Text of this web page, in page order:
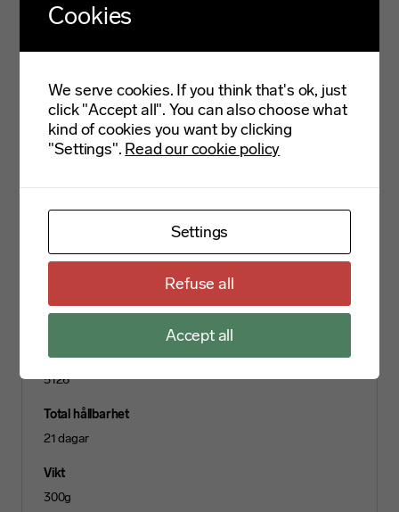
PRODUCTFACT
100% Fläskkött
Storage
Max 4 grader
Köttkultur
Artikelng
5126
Total hållbarhet
21 dagar
Vikt
300g
Cookies
We serve cookies. If you think that's ok, just
click "Accept all". You can also choose what
kind of cookies you want by clicking
"Settings". Read our cookie policy
Settings
Refuse all
Accept all